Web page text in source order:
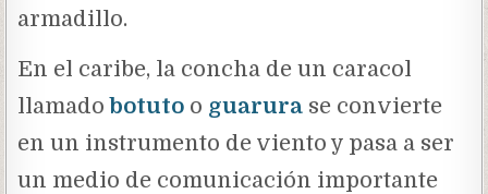
armadillo.
En el caribe, la concha de un caracol
llamadobotuto o guarura se convierte
en un instrumento de viento y pasa a ser
un medio de comunicación importante